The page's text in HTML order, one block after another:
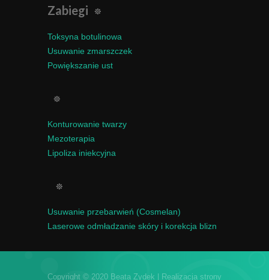
Zabiegi
Toksyna botulinowa
Usuwanie zmarszczek
Powiększanie ust
Konturowanie twarzy
Mezoterapia
Lipoliza iniekcyjna
Usuwanie przebarwień (Cosmelan)
Laserowe odmładzanie skóry i korekcja blizn
Copyright © 2020 Beata Zydek | Realizacja strony